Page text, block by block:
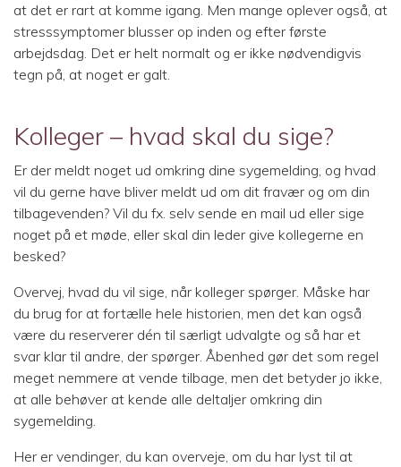
at det er rart at komme igang. Men mange oplever også, at
stresssymptomer blusser op inden og efter første
arbejdsdag. Det er helt normalt og er ikke nødvendigvis
tegn på, at noget er galt.
Kolleger – hvad skal du sige?
Er der meldt noget ud omkring dine sygemelding, og hvad
vil du gerne have bliver meldt ud om dit fravær og om din
tilbagevenden? Vil du fx. selv sende en mail ud eller sige
noget på et møde, eller skal din leder give kollegerne en
besked?
Overvej, hvad du vil sige, når kolleger spørger. Måske har
du brug for at fortælle hele historien, men det kan også
være du reserverer dén til særligt udvalgte og så har et
svar klar til andre, der spørger. Åbenhed gør det som regel
meget nemmere at vende tilbage, men det betyder jo ikke,
at alle behøver at kende alle deltaljer omkring din
sygemelding.
Her er vendinger, du kan overveje, om du har lyst til at